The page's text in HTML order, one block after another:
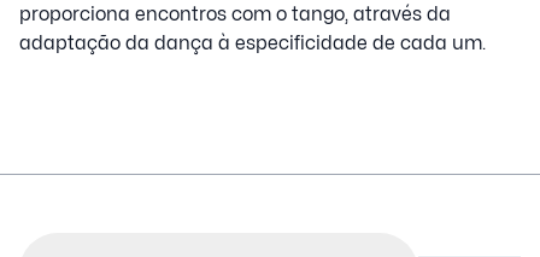
proporciona encontros com o tango, através da
adaptação da dança à especificidade de cada um.